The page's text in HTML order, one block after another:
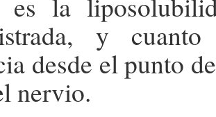
y
desde el punto
nervio.